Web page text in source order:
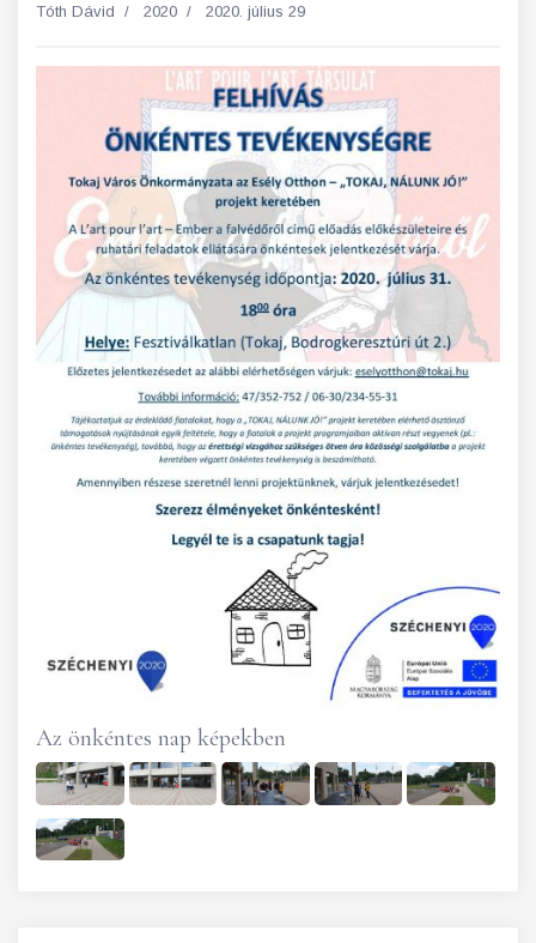
Tóth Dávid 2020 2020. július 29
Az önkéntes nap képekben